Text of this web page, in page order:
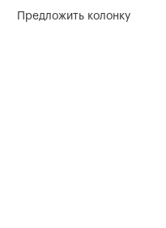
Предложить колонку